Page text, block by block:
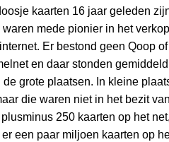
kaarten 16 jaar geleden
mede pionier in het
Er bestond geen Qoop of
en daar stonden gemiddeld
grote plaatsen. In kleine
die waren niet in het bezit
250 kaarten op het
een paar miljoen kaarten op